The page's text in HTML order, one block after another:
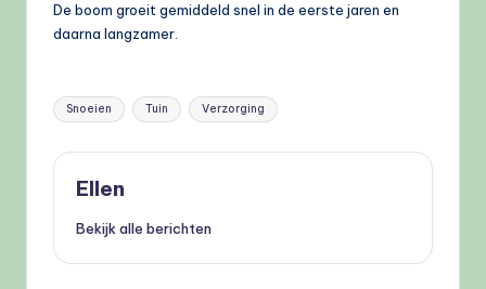
De boom groeit gemiddeld snel in de eerste jaren en
daarna langzamer.
Tags:
Snoeien Tuin Verzorging
Ellen
Bekijk alle berichten